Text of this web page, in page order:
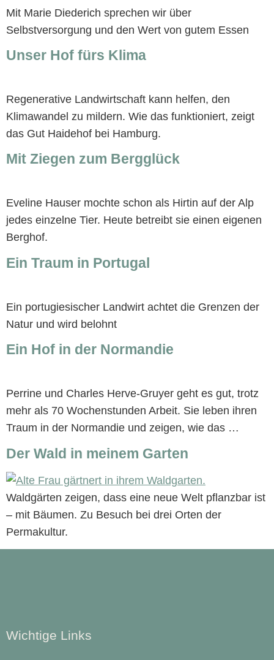
Mit Marie Diederich sprechen wir über
Selbstversorgung und den Wert von gutem Essen
Unser Hof fürs Klima
Regenerative Landwirtschaft kann helfen, den
Klimawandel zu mildern. Wie das funktioniert, zeigt
das Gut Haidehof bei Hamburg.
Mit Ziegen zum Bergglück
Eveline Hauser mochte schon als Hirtin auf der Alp
jedes einzelne Tier. Heute betreibt sie einen eigenen
Berghof.
Ein Traum in Portugal
Ein portugiesischer Landwirt achtet die Grenzen der
Natur und wird belohnt
Ein Hof in der Normandie
Perrine und Charles Herve-Gruyer geht es gut, trotz
mehr als 70 Wochenstunden Arbeit. Sie leben ihren
Traum in der Normandie und zeigen, wie das …
Der Wald in meinem Garten
Waldgärten zeigen, dass eine neue Welt pflanzbar ist
– mit Bäumen. Zu Besuch bei drei Orten der
Permakultur.
Wichtige Links